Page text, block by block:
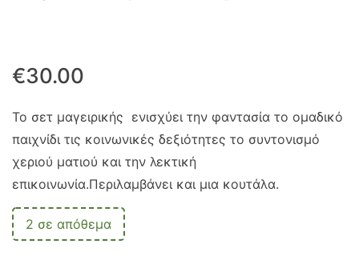
€30.00
Το σετ μαγειρικής ενισχύει την φαντασία το ομαδικό
παιχνίδι τις κοινωνικές δεξιότητες το συντονισμό
χεριού ματιού και την λεκτική
επικοινωνία.Περιλαμβάνει και μια κουτάλα.
2 σε απόθεμα